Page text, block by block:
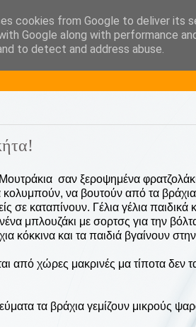
you...tea
σαν ξεροψημένα
κολυμπούν, να βουτούν από τα
σε καταπίνουν. Γέλια γέλια
μπλουζάκι με σορτσς για την
κόκκινα και τα παιδιά βγαίνουν
από χώρες μακρινές μα τίποτα δεν
τα βράχια γεμίζουν μικρούς
cookies from Google to deliver its
Google along with performance
to detect and address abuse.